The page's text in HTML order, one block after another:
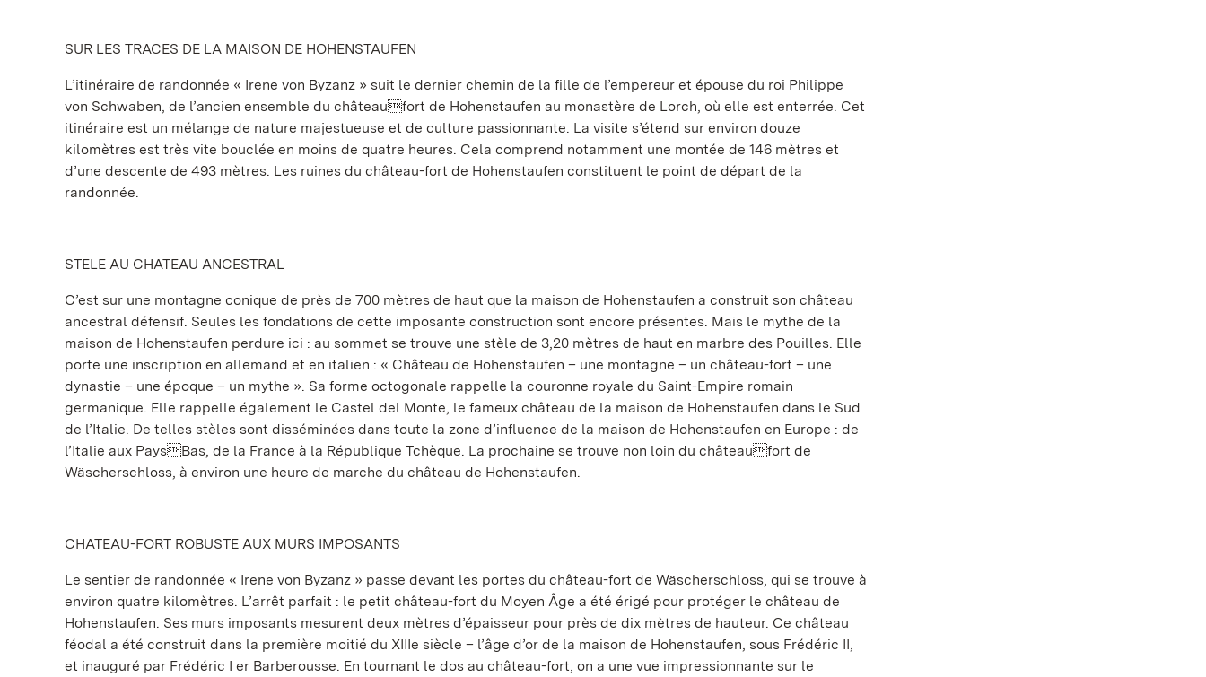
SUR LES TRACES DE LA MAISON DE HOHENSTAUFEN
L’itinéraire de randonnée « Irene von Byzanz » suit le dernier chemin de la fille de l’empereur et épouse du roi Philippe
von Schwaben, de l’ancien ensemble du châteaufort de Hohenstaufen au monastère de Lorch, où elle est enterrée. Cet
itinéraire est un mélange de nature majestueuse et de culture passionnante. La visite s’étend sur environ douze
kilomètres est très vite bouclée en moins de quatre heures. Cela comprend notamment une montée de 146 mètres et
d’une descente de 493 mètres. Les ruines du château-fort de Hohenstaufen constituent le point de départ de la
randonnée.
STELE AU CHATEAU ANCESTRAL
C’est sur une montagne conique de près de 700 mètres de haut que la maison de Hohenstaufen a construit son château
ancestral défensif. Seules les fondations de cette imposante construction sont encore présentes. Mais le mythe de la
maison de Hohenstaufen perdure ici : au sommet se trouve une stèle de 3,20 mètres de haut en marbre des Pouilles. Elle
porte une inscription en allemand et en italien : « Château de Hohenstaufen – une montagne – un château-fort – une
dynastie – une époque – un mythe ». Sa forme octogonale rappelle la couronne royale du Saint-Empire romain
germanique. Elle rappelle également le Castel del Monte, le fameux château de la maison de Hohenstaufen dans le Sud
de l’Italie. De telles stèles sont disséminées dans toute la zone d’influence de la maison de Hohenstaufen en Europe : de
l’Italie aux PaysBas, de la France à la République Tchèque. La prochaine se trouve non loin du châteaufort de
Wäscherschloss, à environ une heure de marche du château de Hohenstaufen.
CHATEAU-FORT ROBUSTE AUX MURS IMPOSANTS
Le sentier de randonnée « Irene von Byzanz » passe devant les portes du château-fort de Wäscherschloss, qui se trouve à
environ quatre kilomètres. L’arrêt parfait : le petit château-fort du Moyen Âge a été érigé pour protéger le château de
Hohenstaufen. Ses murs imposants mesurent deux mètres d’épaisseur pour près de dix mètres de hauteur. Ce château
féodal a été construit dans la première moitié du XIIIe siècle – l’âge d’or de la maison de Hohenstaufen, sous Frédéric II,
et inauguré par Frédéric I er Barberousse. En tournant le dos au château-fort, on a une vue impressionnante sur le